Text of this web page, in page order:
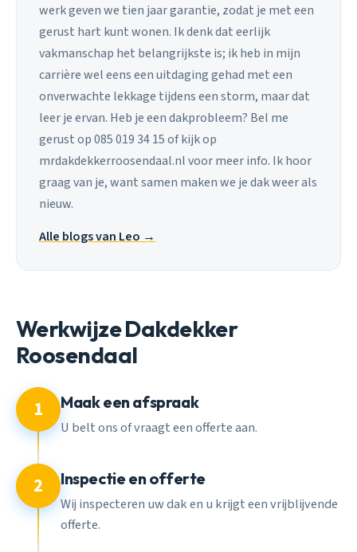
werk geven we tien jaar garantie, zodat je met een
gerust hart kunt wonen. Ik denk dat eerlijk
vakmanschap het belangrijkste is; ik heb in mijn
carrière wel eens een uitdaging gehad met een
onverwachte lekkage tijdens een storm, maar dat
leer je ervan. Heb je een dakprobleem? Bel me
gerust op 085 019 34 15 of kijk op
mrdakdekkerroosendaal.nl voor meer info. Ik hoor
graag van je, want samen maken we je dak weer als
nieuw.
Alle blogs van Leo →
Werkwijze Dakdekker
Roosendaal
1 Maak een afspraak
U belt ons of vraagt een offerte aan.
2 Inspectie en offerte
Wij inspecteren uw dak en u krijgt een vrijblijvende
offerte.